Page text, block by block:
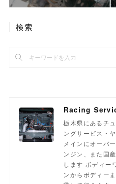
検索
栃木県にあるチ
ングサービス・
メインにオーバ
ンジン、また国
します ボディー
ンからボディー